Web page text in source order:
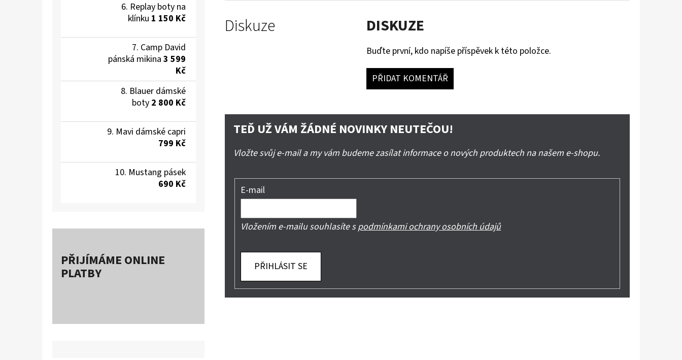
Replay boty na
klínku 1 150 Kč
Camp David
pánská mikina 3 599
Kč
Blauer dámské
boty 2 800 Kč
Mavi dámské capri
799 Kč
Mustang pásek
690 Kč
PŘIJÍMÁME ONLINE
PLATBY
Diskuze DISKUZE
Buďte první, kdo napíše příspěvek k této položce.
PŘIDAT KOMENTÁŘ
TEĎ UŽ VÁM ŽÁDNÉ NOVINKY NEUTEČOU!
Vložte svůj e-mail a my vám budeme zasílat informace o nových produktech na našem e-shopu.
E-mail
Vložením e-mailu souhlasíte spodmínkami ochrany osobních údajů
PŘIHLÁSIT SE